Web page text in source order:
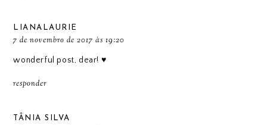
LIANALAURIE
7 de novembro de 2017 às 19:20
wonderful post, dear! ♥
responder
TÂNIA SILVA